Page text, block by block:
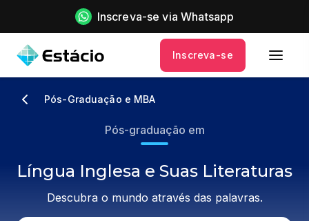
Inscreva-se via Whatsapp
Inscreva-se
Pós-Graduação e MBA
Pós-graduação em
Língua Inglesa e Suas Literaturas
Descubra o mundo através das palavras.